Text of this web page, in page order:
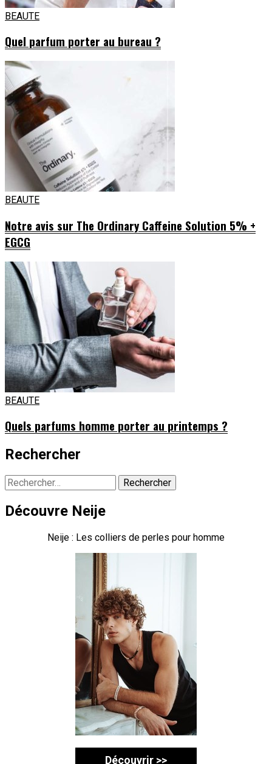
BEAUTE
Quel parfum porter au bureau ?
BEAUTE
Notre avis sur The Ordinary Caffeine Solution 5% +
EGCG
BEAUTE
Quels parfums homme porter au printemps ?
Rechercher
Rechercher :
Découvre Neije
Neije : Les colliers de perles pour homme
Découvrir >>